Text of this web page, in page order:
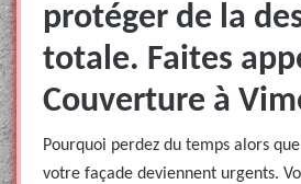
protéger de la
totale. Faites
Couverture à
Pourquoi perdez du temps alors
votre façade deviennent urgents.